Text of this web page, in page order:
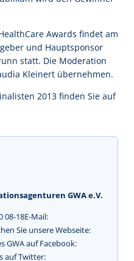
Awards findet am
und Hauptsponsor
statt. Die Moderation
Kleinert übernehmen.
2013 finden Sie auf
GWA e.V.
08-18E-Mail:
Sie unsere Webseite:
GWA auf Facebook:
auf Twitter: